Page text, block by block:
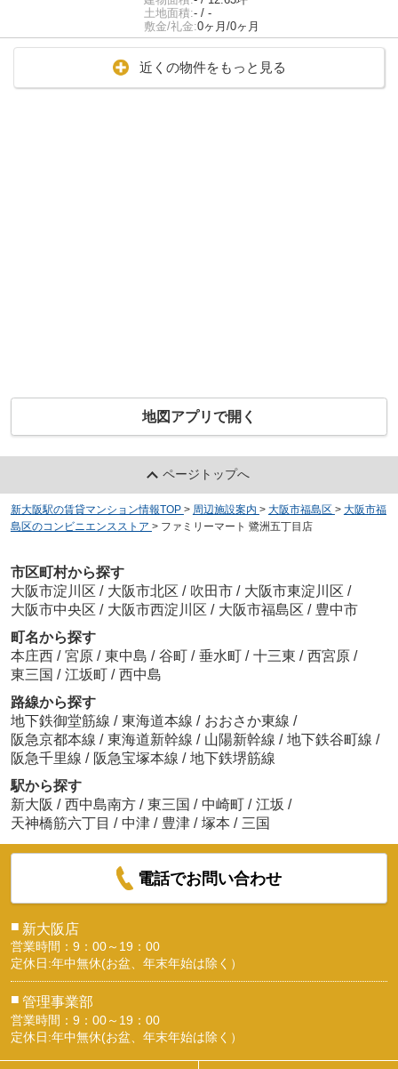
土地面積:- / -
敷金/礼金:0ヶ月/0ヶ月
近くの物件をもっと見る
地図アプリで開く
ページトップへ
新大阪駅の賃貸マンション情報TOP > 周辺施設案内 > 大阪市福島区 > 大阪市福
島区のコンビニエンスストア > ファミリーマート 鷺洲五丁目店
市区町村から探す
大阪市淀川区 / 大阪市北区 / 吹田市 / 大阪市東淀川区 /
大阪市中央区 / 大阪市西淀川区 / 大阪市福島区 / 豊中市
町名から探す
本庄西 / 宮原 / 東中島 / 谷町 / 垂水町 / 十三東 / 西宮原 /
東三国 / 江坂町 / 西中島
路線から探す
地下鉄御堂筋線 / 東海道本線 / おおさか東線 /
阪急京都本線 / 東海道新幹線 / 山陽新幹線 / 地下鉄谷町線 /
阪急千里線 / 阪急宝塚本線 / 地下鉄堺筋線
駅から探す
新大阪 / 西中島南方 / 東三国 / 中崎町 / 江坂 /
天神橋筋六丁目 / 中津 / 豊津 / 塚本 / 三国
電話でお問い合わせ
■ 新大阪店
営業時間：9：00～19：00
定休日:年中無休(お盆、年末年始は除く）
■ 管理事業部
営業時間：9：00～19：00
定休日:年中無休(お盆、年末年始は除く）